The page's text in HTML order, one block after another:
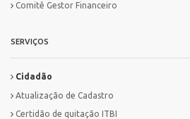
Comitê Gestor Financeiro
SERVIÇOS
Cidadão
Atualização de Cadastro
Certidão de quitação ITBI